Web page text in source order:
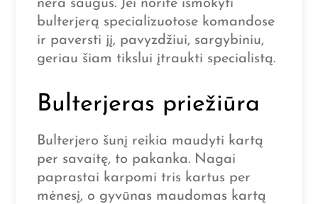
nėra saugus. Jei norite išmokyti
bulterjerą specializuotose komandose
ir paversti jį, pavyzdžiui, sargybiniu,
geriau šiam tikslui įtraukti specialistą.
Bulterjeras priežiūra
Bulterjero šunį reikia maudyti kartą
per savaitę, to pakanka. Nagai
paprastai karpomi tris kartus per
mėnesį, o gyvūnas maudomas kartą